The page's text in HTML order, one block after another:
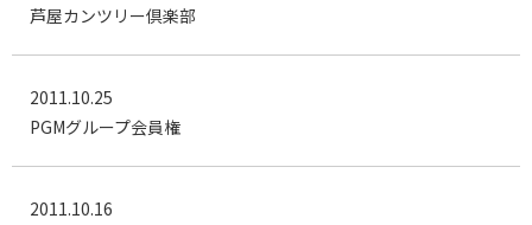
芦屋カンツリー倶楽部
2011.10.25
PGMグループ会員権
2011.10.16